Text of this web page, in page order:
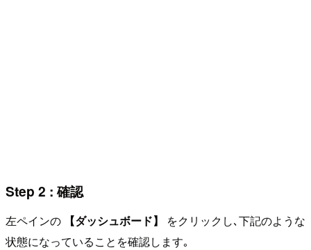
Step 2 : 確認
左ペインの 【ダッシュボード】
をクリックし､下記のような
状態になっていることを確認します｡